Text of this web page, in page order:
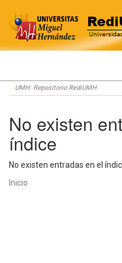
Skip
navigation
UMH: Repositorio RediUMH
No existen
índice
No existen entradas en el
Inicio